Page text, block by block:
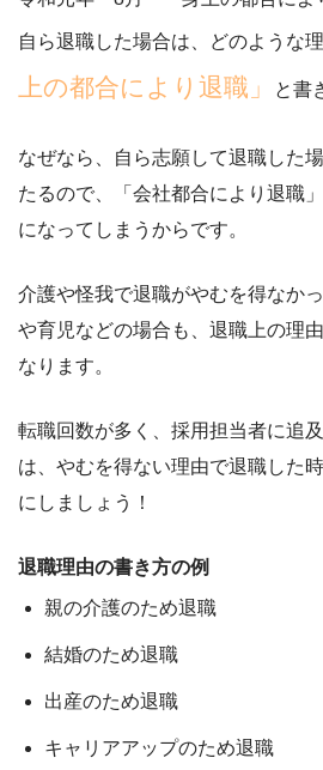
自ら退職した場合は、どのような
上の都合により退職」
と書
なぜなら、自ら志願して退職した
たるので、
「会社都合により退職
になってしまうからです。
介護や怪我で退職がやむを得なか
や育児などの場合も、退職上の理
なります。
転職回数が多く、採用担当者に追
は、 やむを得ない理由で退職した
にしましょう！
退職理由の書き方の例
親の介護のため退職
結婚のため退職
出産のため退職
キャリアアップのため退職